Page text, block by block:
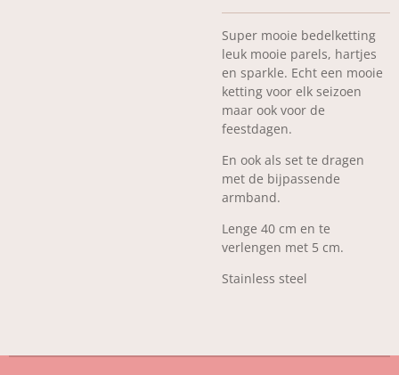
Super mooie bedelketting
leuk mooie parels, hartjes
en sparkle. Echt een mooie
ketting voor elk seizoen
maar ook voor de
feestdagen.
En ook als set te dragen
met de bijpassende
armband.
Lenge 40 cm en te
verlengen met 5 cm.
Stainless steel